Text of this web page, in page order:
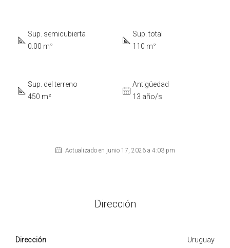
Sup. semicubierta
0.00 m²
Sup. total
110 m²
Sup. del terreno
450 m²
Antigüedad
13 año/s
Actualizado en junio 17, 2026 a 4:03 pm
Dirección
Dirección Uruguay